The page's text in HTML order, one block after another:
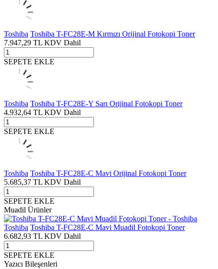
Toshiba Toshiba T-FC28E-M Kırmızı Orijinal Fotokopi Toner
7.947,29 TL KDV Dahil
SEPETE EKLE
Toshiba Toshiba T-FC28E-Y Sarı Orijinal Fotokopi Toner
4.932,64 TL KDV Dahil
SEPETE EKLE
Toshiba Toshiba T-FC28E-C Mavi Orijinal Fotokopi Toner
5.685,37 TL KDV Dahil
SEPETE EKLE
Muadil Ürünler
Toshiba Toshiba T-FC28E-C Mavi Muadil Fotokopi Toner
6.682,93 TL KDV Dahil
SEPETE EKLE
Yazıcı Bileşenleri